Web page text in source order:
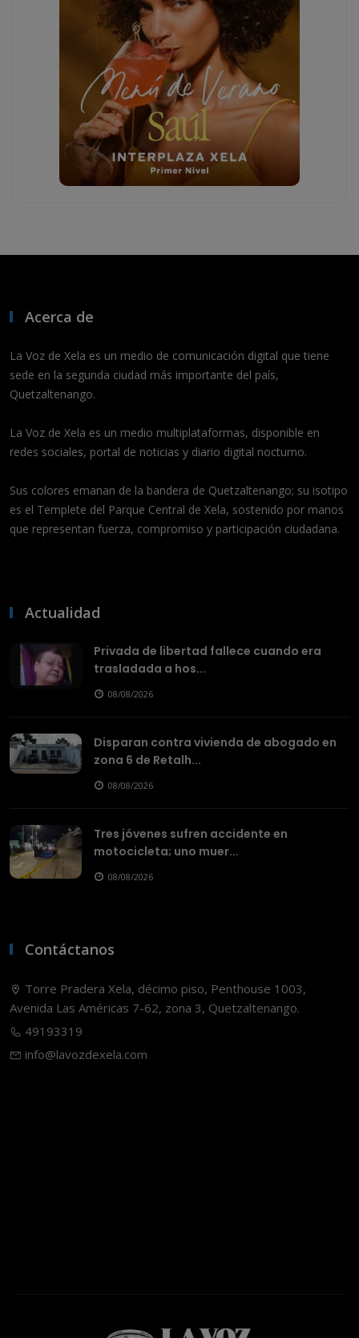
Acerca de
La Voz de Xela es un medio de comunicación digital que tiene
sede en la segunda ciudad más importante del país,
Quetzaltenango.
La Voz de Xela es un medio multiplataformas, disponible en
redes sociales, portal de noticias y diario digital nocturno.
Sus colores emanan de la bandera de Quetzaltenango; su isotipo
es el Templete del Parque Central de Xela, sostenido por manos
que representan fuerza, compromiso y participación ciudadana.
Actualidad
Privada de libertad fallece cuando era
trasladada a hos...
08/08/2026
Disparan contra vivienda de abogado en
zona 6 de Retalh...
08/08/2026
Tres jóvenes sufren accidente en
motocicleta; uno muer...
08/08/2026
Contáctanos
Torre Pradera Xela, décimo piso, Penthouse 1003,
Avenida Las Américas 7-62, zona 3, Quetzaltenango.
49193319
info@lavozdexela.com